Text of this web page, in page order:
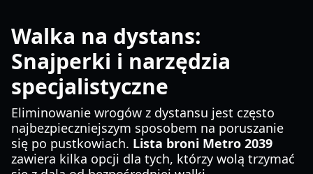
Walka na dystans:
Snajperki i narzędzia
specjalistyczne
Eliminowanie wrogów z dystansu jest często
najbezpieczniejszym sposobem na poruszanie
się po pustkowiach. Lista broni Metro 2039
zawiera kilka opcji dla tych, którzy wolą trzymać